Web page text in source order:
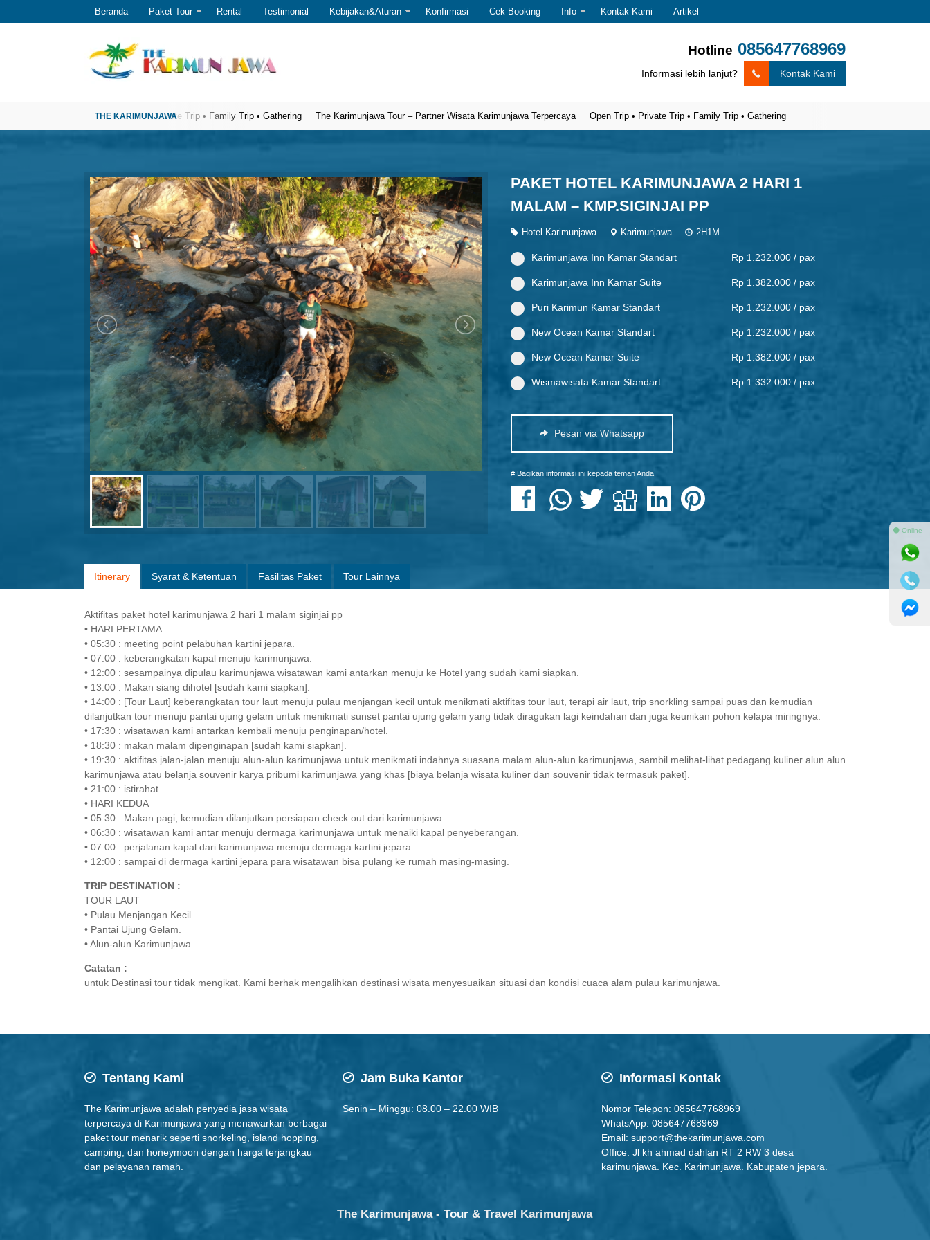
Beranda Paket Tour Rental Testimonial Kebijakan&Aturan Konfirmasi Cek Booking Info Kontak Kami Artikel
Hotline 085647768969
Informasi lebih lanjut? Kontak Kami
Open Trip • Private Trip • Family Trip • Gathering The Karimunjawa Tour – Partner Wisata Karimunjawa Terpercaya Open Trip • Private Trip • Family Trip • Gathering
PAKET HOTEL KARIMUNJAWA 2 HARI 1
MALAM – KMP.SIGINJAI PP
Hotel Karimunjawa Karimunjawa 2H1M
Karimunjawa Inn Kamar Standart Rp 1.232.000 / pax
Karimunjawa Inn Kamar Suite Rp 1.382.000 / pax
Puri Karimun Kamar Standart Rp 1.232.000 / pax
New Ocean Kamar Standart Rp 1.232.000 / pax
New Ocean Kamar Suite Rp 1.382.000 / pax
Wismawisata Kamar Standart Rp 1.332.000 / pax
Pesan via Whatsapp
# Bagikan informasi ini kepada teman Anda
Itinerary Syarat & Ketentuan Fasilitas Paket Tour Lainnya
Aktifitas paket hotel karimunjawa 2 hari 1 malam siginjai pp
• HARI PERTAMA
• 05:30 : meeting point pelabuhan kartini jepara.
• 07:00 : keberangkatan kapal menuju karimunjawa.
• 12:00 : sesampainya dipulau karimunjawa wisatawan kami antarkan menuju ke Hotel yang sudah kami siapkan.
• 13:00 : Makan siang dihotel [sudah kami siapkan].
• 14:00 : [Tour Laut] keberangkatan tour laut menuju pulau menjangan kecil untuk menikmati aktifitas tour laut, terapi air laut, trip snorkling sampai puas dan kemudian
dilanjutkan tour menuju pantai ujung gelam untuk menikmati sunset pantai ujung gelam yang tidak diragukan lagi keindahan dan juga keunikan pohon kelapa miringnya.
• 17:30 : wisatawan kami antarkan kembali menuju penginapan/hotel.
• 18:30 : makan malam dipenginapan [sudah kami siapkan].
• 19:30 : aktifitas jalan-jalan menuju alun-alun karimunjawa untuk menikmati indahnya suasana malam alun-alun karimunjawa, sambil melihat-lihat pedagang kuliner alun alun
karimunjawa atau belanja souvenir karya pribumi karimunjawa yang khas [biaya belanja wisata kuliner dan souvenir tidak termasuk paket].
• 21:00 : istirahat.
• HARI KEDUA
• 05:30 : Makan pagi, kemudian dilanjutkan persiapan check out dari karimunjawa.
• 06:30 : wisatawan kami antar menuju dermaga karimunjawa untuk menaiki kapal penyeberangan.
• 07:00 : perjalanan kapal dari karimunjawa menuju dermaga kartini jepara.
• 12:00 : sampai di dermaga kartini jepara para wisatawan bisa pulang ke rumah masing-masing.
TRIP DESTINATION :
TOUR LAUT
• Pulau Menjangan Kecil.
• Pantai Ujung Gelam.
• Alun-alun Karimunjawa.
Catatan :
untuk Destinasi tour tidak mengikat. Kami berhak mengalihkan destinasi wisata menyesuaikan situasi dan kondisi cuaca alam pulau karimunjawa.
Tentang Kami
The Karimunjawa adalah penyedia jasa wisata
terpercaya di Karimunjawa yang menawarkan berbagai
paket tour menarik seperti snorkeling, island hopping,
camping, dan honeymoon dengan harga terjangkau
dan pelayanan ramah.
Jam Buka Kantor
Senin – Minggu: 08.00 – 22.00 WIB
Informasi Kontak
Nomor Telepon: 085647768969
WhatsApp: 085647768969
Email: support@thekarimunjawa.com
Office: Jl kh ahmad dahlan RT 2 RW 3 desa
karimunjawa. Kec. Karimunjawa. Kabupaten jepara.
The Karimunjawa - Tour & Travel Karimunjawa
⚫ Online